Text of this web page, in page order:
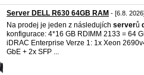
Server DELL R630 64GB RAM - [6.8.
Na prodej je jeden z následujích serverů
konfigurace: 4*16 GB RDIMM 2133 = 64
iDRAC Enterprise Verze 1: 1x Xeon
GbE + 2x SFP ...